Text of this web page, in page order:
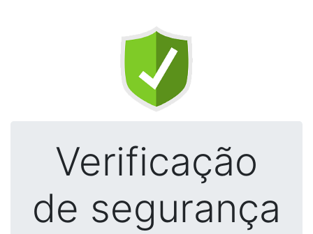
Verificação
de segurança